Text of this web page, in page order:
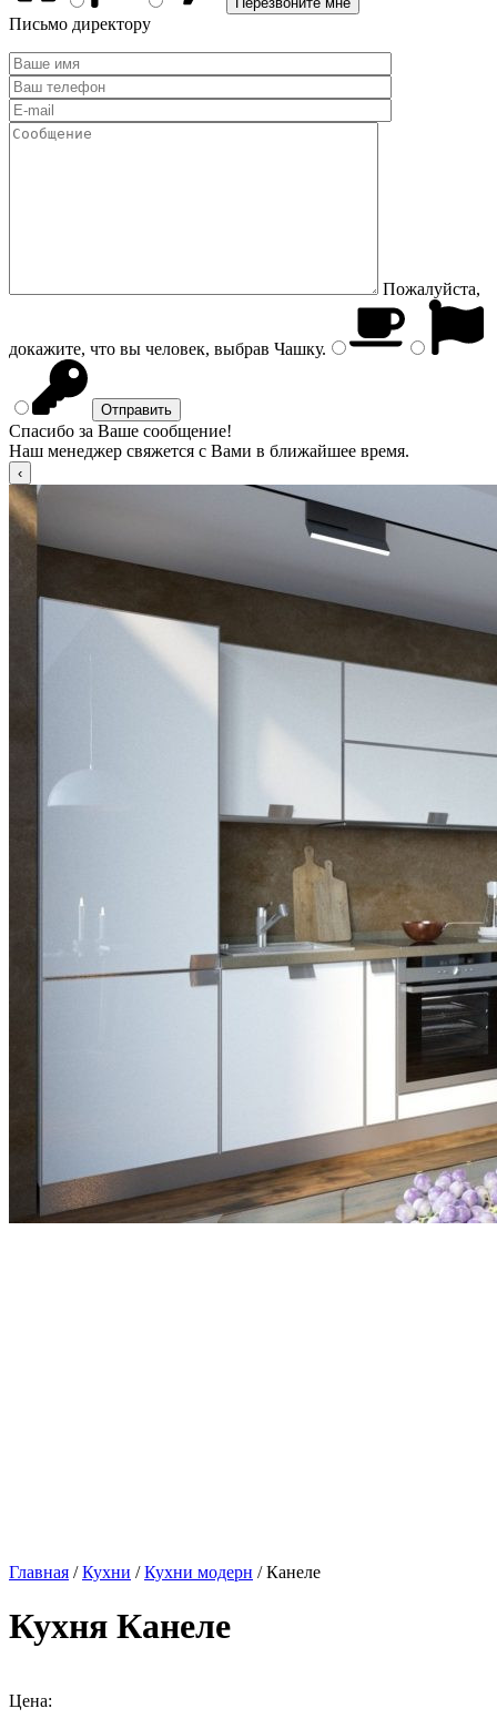
Письмо директору
Пожалуйста,
докажите, что вы человек, выбрав Чашку.
Спасибо за Ваше сообщение!
Наш менеджер свяжется с Вами в ближайшее время.
Главная /Кухни /Кухни модерн / Канеле
Кухня Канеле
Цена: